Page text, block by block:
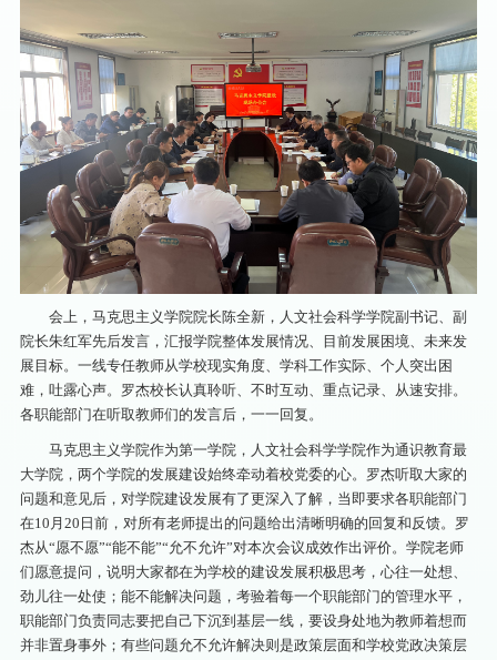
会上，马克思主义学院院长陈全新，人文社会科学学院副书记、副
院长朱红军先后发言，汇报学院整体发展情况、目前发展困境、未来发
展目标。一线专任教师从学校现实角度、学科工作实际、个人突出困
难，吐露心声。罗杰校长认真聆听、不时互动、重点记录、从速安排。
各职能部门在听取教师们的发言后，一一回复。
马克思主义学院作为第一学院，人文社会科学学院作为通识教育最
大学院，两个学院的发展建设始终牵动着校党委的心。罗杰听取大家的
问题和意见后，对学院建设发展有了更深入了解，当即要求各职能部门
在10月20日前，对所有老师提出的问题给出清晰明确的回复和反馈。罗
杰从“愿不愿”“能不能”“允不允许”对本次会议成效作出评价。学院老师
们愿意提问，说明大家都在为学校的建设发展积极思考，心往一处想、
劲儿往一处使；能不能解决问题，考验着每一个职能部门的管理水平，
职能部门负责同志要把自己下沉到基层一线，要设身处地为教师着想而
并非置身事外；有些问题允不允许解决则是政策层面和学校党政决策层